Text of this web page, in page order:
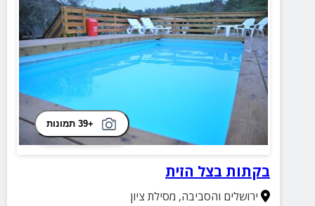
+39 תמונות
בקתות בצל הזית
ירושלים והסביבה, מסילת ציון